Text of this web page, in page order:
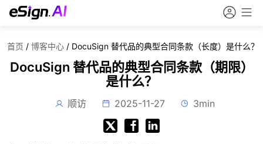
首页 / 博客中心 / DocuSign 替代品的典型合同条款（长度）是什么？
DocuSign 替代品的典型合同条款（期限）
是什么？
顺访 2025-11-27 3min